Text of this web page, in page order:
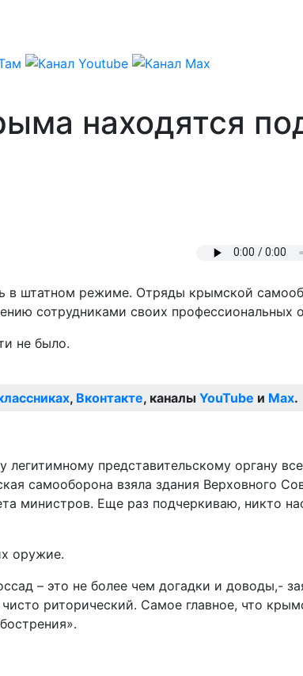
находятся
в штатном режиме. Отряды крымской
сотрудниками своих профессиональных
не было.
, Вконтакте, каналы YouTube и Max.
представительскому органу
самооборона взяла здания Верховного
министров. Еще раз подчеркиваю, никто
оружие.
– это не более чем догадки и доводы,-
риторический. Самое главное, что